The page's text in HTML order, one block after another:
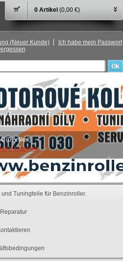
0 Artikel (0,00 €)
(Neuer Kunde)
Ich habe mein Passwort
€(0 Artikel)
anzeigen
Tuningteile für Benzinroller.
Reparatur